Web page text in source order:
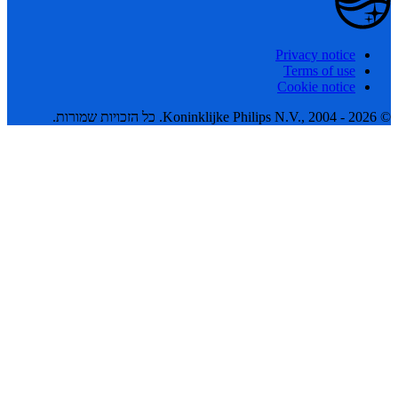
Privacy notice
Terms of use
Cookie notice